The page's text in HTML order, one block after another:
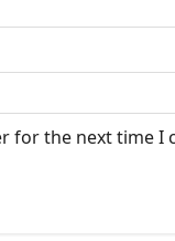
for the next time I